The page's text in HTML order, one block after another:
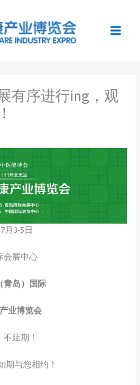
有序进行ing，观
月3-5日
会展中心
青岛）国际
业博览会
延期！
期与您相约！